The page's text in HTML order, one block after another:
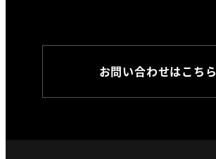
お問い合わせはこちら